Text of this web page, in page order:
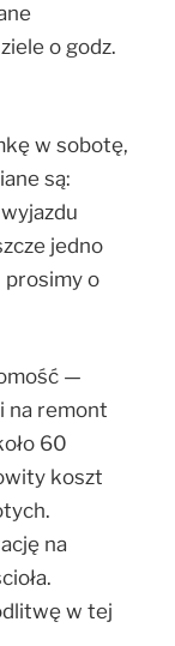
o godz.
w sobotę,
są:
jedno
prosimy o
—
na remont
60
koszt
na
w tej